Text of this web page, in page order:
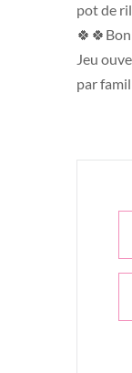
pot de
Jeu
par